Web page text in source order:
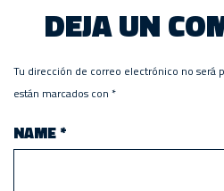
DEJA UN
Tu dirección de correo electrónico no será
están marcados con *
NAME*